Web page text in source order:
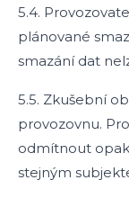
5.4.
plánované
smazání dat
5.5. Zkušební
provozovnu.
odmítnout
stejným